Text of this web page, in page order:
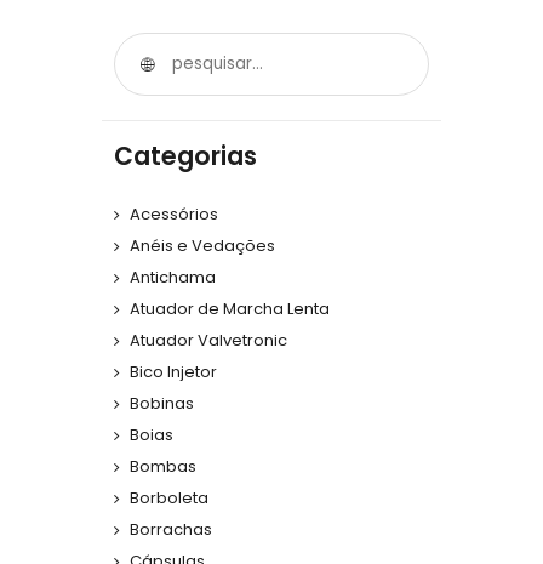
Categorias
Acessórios
Anéis e Vedações
Antichama
Atuador de Marcha Lenta
Atuador Valvetronic
Bico Injetor
Bobinas
Boias
Bombas
Borboleta
Borrachas